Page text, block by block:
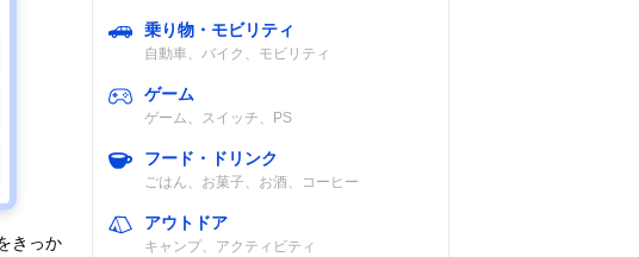
きっか
乗り物・モビリティ
自動車、バイク、モビリティ
ゲーム
ゲーム、スイッチ、PS
フード・ドリンク
ごはん、お菓子、お酒、コーヒー
アウトドア
キャンプ、アクティビティ